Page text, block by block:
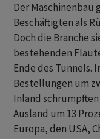
Der
Beschäftigten als
Doch die Branche
bestehenden
Ende des Tunnels.
Bestellungen um
Inland
Ausland um 13
Europa, den USA,